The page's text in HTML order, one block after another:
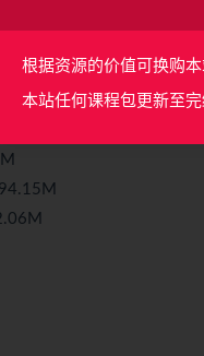
根据资源的价值可换购
本站任何课程包更新至完